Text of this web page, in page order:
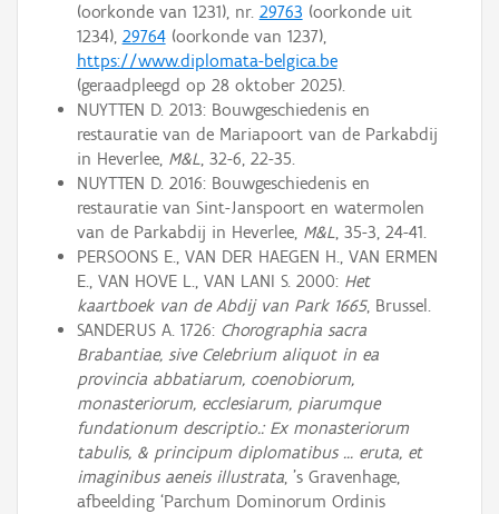
(oorkonde van 1231), nr. 29763 (oorkonde uit
1234), 29764(oorkonde van 1237),
https://www.diplomata-belgica.be
(geraadpleegd op 28 oktober 2025).
NUYTTEN D. 2013: Bouwgeschiedenis en
restauratie van de Mariapoort van de Parkabdij
in Heverlee, M&L, 32-6, 22-35.
NUYTTEN D. 2016: Bouwgeschiedenis en
restauratie van Sint-Janspoort en watermolen
van de Parkabdij in Heverlee, M&L, 35-3, 24-41.
PERSOONS E., VAN DER HAEGEN H., VAN ERMEN
E., VAN HOVE L., VAN LANI S. 2000: Het
kaartboek van de Abdij van Park 1665, Brussel.
SANDERUS A. 1726: Chorographia sacra
Brabantiae, sive Celebrium aliquot in ea
provincia abbatiarum, coenobiorum,
monasteriorum, ecclesiarum, piarumque
fundationum descriptio.: Ex monasteriorum
tabulis, & principum diplomatibus ... eruta, et
imaginibus aeneis illustrata, 's Gravenhage,
afbeelding ‘Parchum Dominorum Ordinis